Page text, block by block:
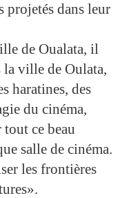
projetés dans leur
de Oualata, il
la ville de Oulata,
haratines, des
du cinéma,
tout ce beau
salle de cinéma.
les frontières